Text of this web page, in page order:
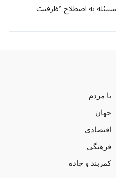
به اصطلاح ”ظرفیت
با مردم
جهان
اقتصادی
فرهنگی
کمربند و جاده